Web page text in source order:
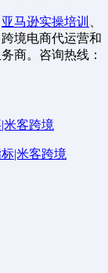
亚马逊实操培训
境电商代运营和
商。咨询热线：
米客跨境
|米客跨境